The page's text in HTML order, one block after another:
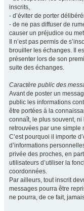
inscrits,
- d’éviter de porter
- de ne pas diffuser de
causer un préjudice ou
Il n’est pas permis de
brouiller les échanges. Il
présenter lors de son
suite des échanges.
Caractère public des
Avant de poster un
public les informations
être portées à la
connaît, le plus souvent, ni
retrouvées par une simple
C’est pourquoi il importe
d’informations
privée des proches, en
utilisateurs d’utiliser la
coordonnées.
Par ailleurs, tout inscrit
messages pourra être
ne pourra, de ce fait,